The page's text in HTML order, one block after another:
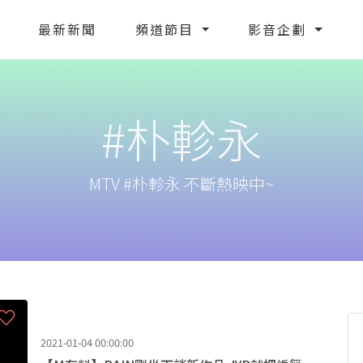
最新新聞 頻道節目 影音企劃
#朴軫永
MTV #朴軫永 不斷熱映中~
2021-01-04 00:00:00